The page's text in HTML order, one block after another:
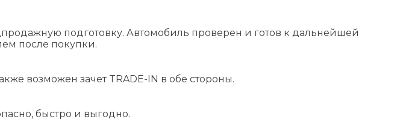
подготовку. Автомобиль проверен и готов к дальнейшей
после покупки.
возможен зачет TRADE-IN в обе стороны.
быстро и выгодно.